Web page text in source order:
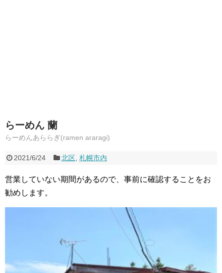
らーめん 蘭
らーめんあららぎ(ramen araragi)
2021/6/24 北区, 札幌市内
営業していない期間があるので、事前に確認することをお
勧めします。